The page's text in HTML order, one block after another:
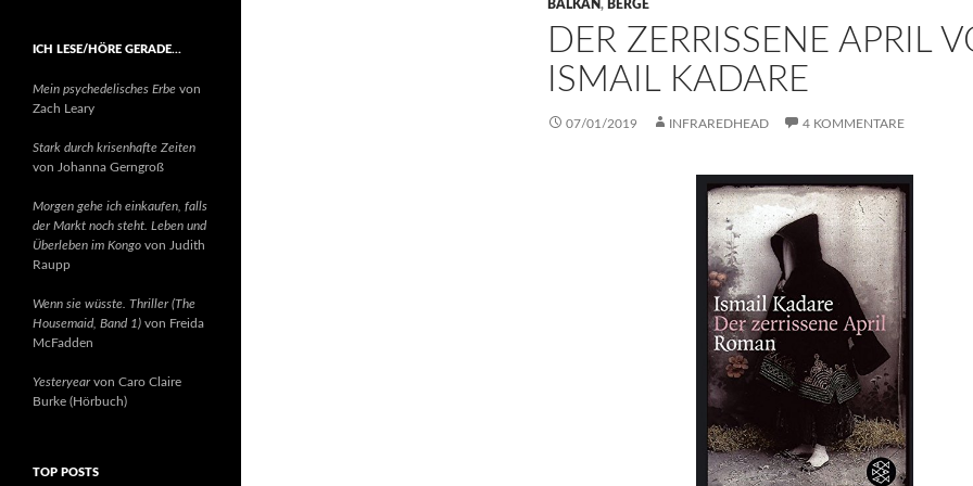
BALKAN, BERGE
DER ZERRISSENE APRIL
ISMAIL KADARE
07/01/2019 INFRAREDHEAD 4 KOMMENTARE
ICH LESE/HÖRE GERADE…
Mein psychedelisches Erbe von
Zach Leary
Stark durch krisenhafte Zeiten
von Johanna Gerngroß
Morgen gehe ich einkaufen, falls
der Markt noch steht. Leben und
Überleben im Kongo von Judith
Raupp
Wenn sie wüsste. Thriller (The
Housemaid, Band 1) von Freida
McFadden
Yesteryearvon Caro Claire
Burke (Hörbuch)
TOP POSTS